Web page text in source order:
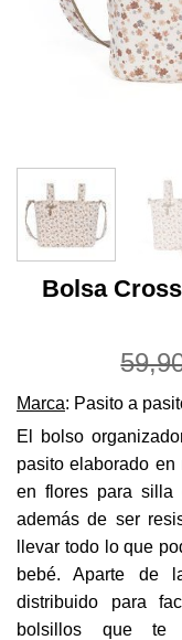
Bolsa
Marca: Pasito a
El bolso
pasito elaborado
en flores para silla
además de ser
llevar todo lo que
bebé. Aparte de
distribuido para
bolsillos que te